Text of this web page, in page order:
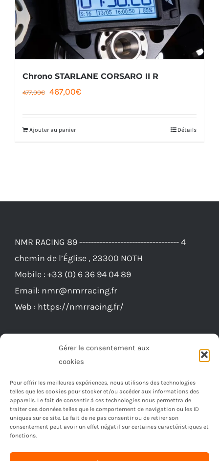
Gérer le consentement aux
cookies
Pour offrir les meilleures expériences, nous utilisons des technologies
telles que les cookies pour stocker et/ou accéder aux informations des
appareils. Le fait de consentir à ces technologies nous permettra de
traiter des données telles que le comportement de navigation ou les ID
uniques sur ce site. Le fait de ne pas consentir ou de retirer son
consentement peut avoir un effet négatif sur certaines caractéristiques et
fonctions.
Chrono STARLANE CORSARO II R
477,00€
Le
467,00€Le
Ajouter au panier Détails
NMR RACING 89 ---------------------------------- 4
chemin de l’Église , 23300 NOTH
Mobile : +33 (0) 6 36 94 04 89
Email: nmr@nmrracing.fr
Web : https://nmrracing.fr/